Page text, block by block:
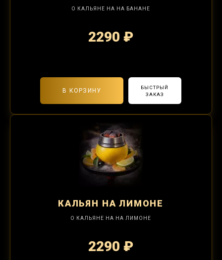
О КАЛЬЯНЕ НА НА БАНАНЕ
2290 ₽
В КОРЗИНУ
БЫСТРЫЙ
ЗАКАЗ
КАЛЬЯН НА ЛИМОНЕ
О КАЛЬЯНЕ НА НА ЛИМОНЕ
2290 ₽